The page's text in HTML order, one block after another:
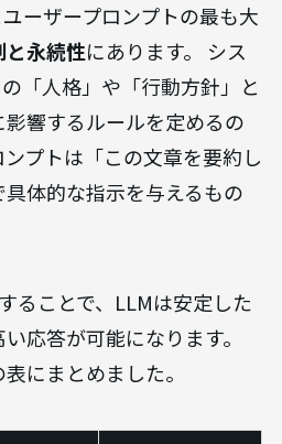
ーザープロンプトの最も大
と永続性にあります。 シス
「人格」や「行動方針」と
響するルールを定めるの
プトは「この文章を要約し
体的な指示を与えるもの
ることで、LLMは安定した
応答が可能になります。
にまとめました。